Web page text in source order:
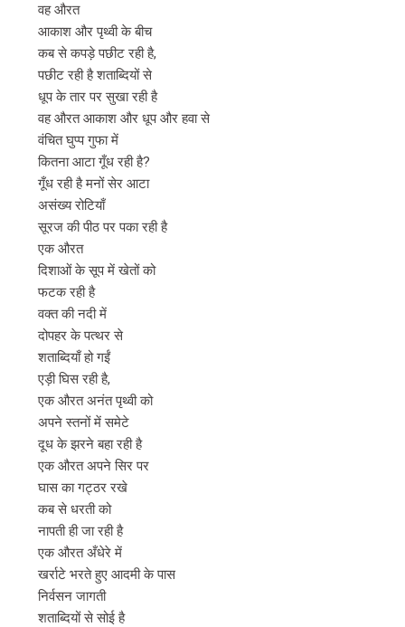
वह औरत
आकाश और पृथ्वी के बीच
कब से कपड़े पछीट रही है,
पछीट रही है शताब्दियों से
धूप के तार पर सुखा रही है
वह औरत आकाश और धूप और हवा से
वंचित घुप्प गुफा में
कितना आटा गूँध रही है?
गूँध रही है मनों सेर आटा
असंख्य रोटियाँ
सूरज की पीठ पर पका रही है
एक औरत
दिशाओं के सूप में खेतों को
फटक रही है
वक्त की नदी में
दोपहर के पत्थर से
शताब्दियाँ हो गईं
एड़ी घिस रही है,
एक औरत अनंत पृथ्वी को
अपने स्तनों में समेटे
दूध के झरने बहा रही है
एक औरत अपने सिर पर
घास का गट्ठर रखे
कब से धरती को
नापती ही जा रही है
एक औरत अँधेरे में
खर्राटे भरते हुए आदमी के पास
निर्वसन जागती
शताब्दियों से सोई है